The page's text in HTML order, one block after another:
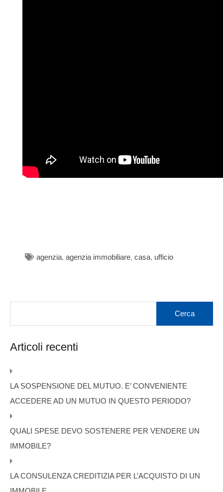
agenzia, agenzia immobiliare, casa, ufficio
Articoli recenti
LA SOSPENSIONE DEL MUTUO. E’ CONVENIENTE
ACCEDERE AD UN MUTUO IN QUESTO PERIODO?
QUALI SPESE DEVO SOSTENERE PER VENDERE UN
IMMOBILE?
LA CONSULENZA CREDITIZIA PER L’ACQUISTO DI UN